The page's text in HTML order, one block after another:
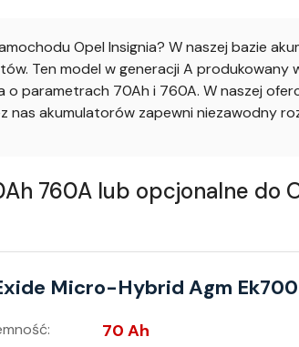
Opel Insignia? W naszej bazie
Ten model w generacji A
parametrach 70Ah i 760A. W naszej
akumulatorów zapewni niezawodny
760A lub opcjonalne do
Micro-Hybrid Agm
70 Ah